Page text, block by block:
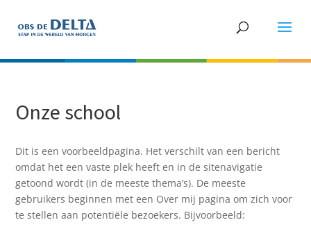
Onze school
Dit is een voorbeeldpagina. Het verschilt van een bericht
omdat het een vaste plek heeft en in de sitenavigatie
getoond wordt (in de meeste thema’s). De meeste
gebruikers beginnen met een Over mij pagina om zich voor
te stellen aan potentiële bezoekers. Bijvoorbeeld: